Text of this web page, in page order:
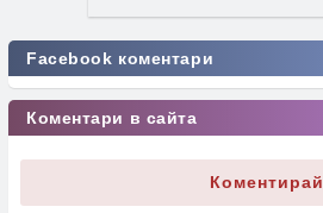
Facebook коментари
Коментари в сайта
Коментирай